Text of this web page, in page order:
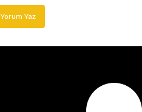
Yorum Yaz